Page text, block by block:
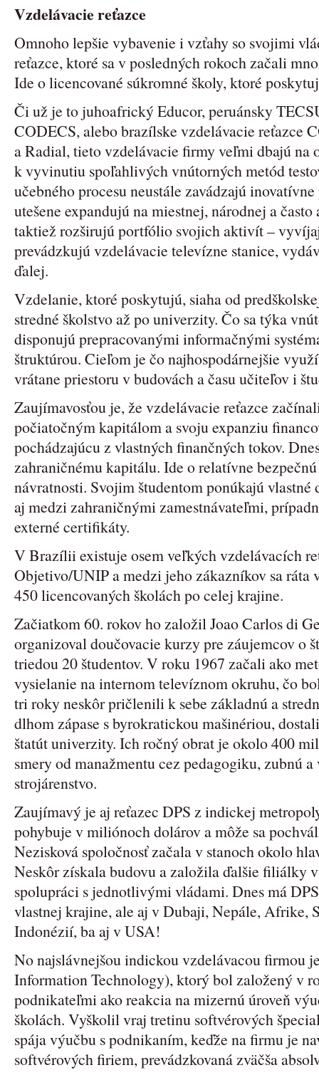
Vzdelávacie reťazce
Omnoho lepšie vybavenie i vzťahy so svojimi
reťazce, ktoré sa v posledných rokoch začali
Ide o licencované súkromné školy, ktoré
Či už je to juhoafrický Educor, peruánsky
CODECS, alebo brazílske vzdelávacie reťazce
a Radial, tieto vzdelávacie firmy veľmi dbajú na
k vyvinutiu spoľahlivých vnútorných metód
učebného procesu neustále zavádzajú
utešene expandujú na miestnej, národnej a
taktiež rozširujú portfólio svojich aktivít –
prevádzkujú vzdelávacie televízne stanice,
ďalej.
Vzdelanie, ktoré poskytujú, siaha od
stredné školstvo až po univerzity. Čo sa týka
disponujú prepracovanými informačnými
štruktúrou. Cieľom je čo najhospodárnejšie
vrátane priestoru v budovách a času učiteľov i
Zaujímavosťou je, že vzdelávacie reťazce
počiatočným kapitálom a svoju expanziu
pochádzajúcu z vlastných finančných tokov.
zahraničnému kapitálu. Ide o relatívne
návratnosti. Svojim študentom ponúkajú
aj medzi zahraničnými zamestnávateľmi,
externé certifikáty.
V Brazílii existuje osem veľkých vzdelávacích
Objetivo/UNIP a medzi jeho zákazníkov sa ráta
450 licencovaných školách po celej krajine.
Začiatkom 60. rokov ho založil Joao Carlos di
organizoval doučovacie kurzy pre záujemcov o
triedou 20 študentov. V roku 1967 začali ako
vysielanie na internom televíznom okruhu, čo
tri roky neskôr pričlenili k sebe základnú a
dlhom zápase s byrokratickou mašinériou,
štatút univerzity. Ich ročný obrat je okolo 400
smery od manažmentu cez pedagogiku, zubnú
strojárenstvo.
Zaujímavý je aj reťazec DPS z indickej
pohybuje v miliónoch dolárov a môže sa
Nezisková spoločnosť začala v stanoch okolo
Neskôr získala budovu a založila ďalšie filiálky
spolupráci s jednotlivými vládami. Dnes má
vlastnej krajine, ale aj v Dubaji, Nepále, Afrike,
Indonézií, ba aj v USA!
No najslávnejšou indickou vzdelávacou firmou
Information Technology), ktorý bol založený v
podnikateľmi ako reakcia na mizernú úroveň
školách. Vyškolil vraj tretinu softvérových
spája výučbu s podnikaním, keďže na firmu je
softvérových firiem, prevádzkovaná zväčša